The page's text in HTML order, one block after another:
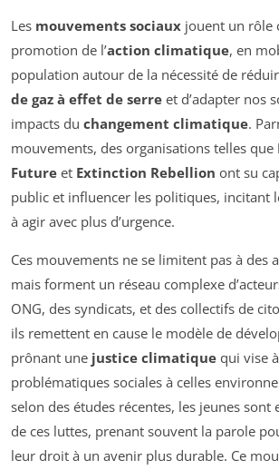
Les mouvements sociaux jouent un rôle
promotion de l’action climatique, en
population autour de la nécessité de
de gaz à effet de serre et d’adapter nos
impacts du changement climatique.
mouvements, des organisations telles que
Future et Extinction Rebellion ont su
public et influencer les politiques, incitant
à agir avec plus d’urgence.
Ces mouvements ne se limitent pas à des
mais forment un réseau complexe
ONG, des syndicats, et des collectifs de
ils remettent en cause le modèle de
prônant une justice climatique qui vise
problématiques sociales à celles
selon des études récentes, les jeunes sont
de ces luttes, prenant souvent la parole
leur droit à un avenir plus durable. Ce